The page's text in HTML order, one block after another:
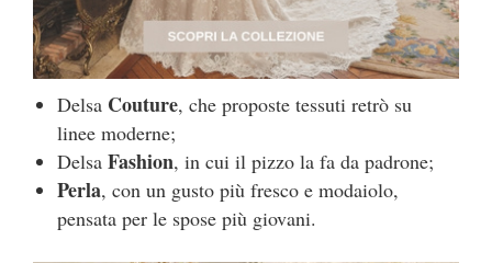
Delsa Couture, che proposte tessuti retrò su
linee moderne;
Delsa Fashion, in cui il pizzo la fa da padrone;
Perla, con un gusto più fresco e modaiolo,
pensata per le spose più giovani.